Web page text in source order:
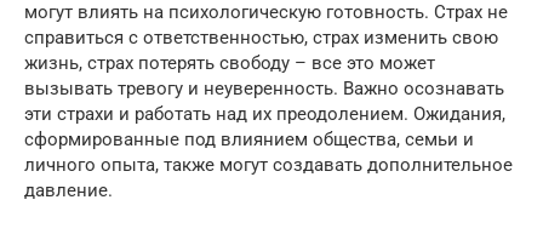
могут влиять на психологическую готовность. Страх не
справиться с ответственностью, страх изменить свою
жизнь, страх потерять свободу – все это может
вызывать тревогу и неуверенность. Важно осознавать
эти страхи и работать над их преодолением. Ожидания,
сформированные под влиянием общества, семьи и
личного опыта, также могут создавать дополнительное
давление.